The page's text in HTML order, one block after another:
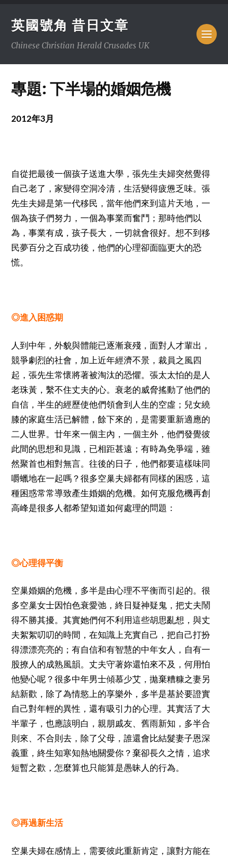
英國號角 昔日文章
Chinese Christian Herald Crusades UK
專題: 下半場的婚姻危機
2012年3月
自從把最後一個孩子送進大學，張先生夫婦突然覺得
自己老了，家變得空洞冷清，生活變得疲憊乏味。張
先生夫婦是第一代移民，當年他們來到這片天地，一
個為孩子們努力，一個為事業而奮鬥；那時他們以
為，事業有成，孩子長大，一切就會很好。想不到移
民夢百分之百成功後，他們的心理卻面臨更大的恐
慌。
◎進入困惑期
人到中年，外貌與體能已逐漸衰殘，面對人才輩出，
競爭劇烈的社會，加上近年經濟不景，裁員之風四
起，張先生常懷將著被淘汰的恐懼。張太太怕的是人
老珠黃，繫不住丈夫的心。衰老的威脅搖動了他們的
自信，半生的經歷使他們領會到人生的空虛；兒女繞
膝的家庭生活已解體，餘下來的，是需要重新適應的
二人世界。廿年來一個主內，一個主外，他們發覺彼
此間的思想和見識，已相距甚遠；有時為免爭端，雖
然聚首也相對無言。往後的日子，他們都要這樣味同
嚼蠟地在一起嗎？很多空巢夫婦都有同樣的困惑，這
種困惑常常導致產生婚姻的危機。如何克服危機再創
高峰是很多人都希望知道如何處理的問題：
◎心理得平衡
空巢婚姻的危機，多半是由心理不平衡而引起的。很
多空巢女士因怕色衰愛弛，終日疑神疑鬼，把丈夫鬧
得不勝其擾。其實她們何不利用這些胡思亂想，與丈
夫絮絮叨叨的時間，在知識上充實自己，把自己打扮
得漂漂亮亮的；有自信和有智慧的中年女人，自有一
股撩人的成熟風韻。丈夫守著妳還怕來不及，何用怕
他變心呢？很多中年男士傾慕少艾，拋棄糟糠之妻另
結新歡，除了為情慾上的享樂外，多半是基於要證實
自己對年輕的異性，還有吸引力的心理。其實活了大
半輩子，也應該明白，親朋戚友、舊雨新知，多半合
則來、不合則去，除了父母，誰還會比結髮妻子恩深
義重，終生知寒知熱地關愛你？棄卻長久之情，追求
短暫之歡，怎麼算也只能算是愚昧人的行為。
◎再過新生活
空巢夫婦在感情上，需要彼此重新肯定，讓對方能在